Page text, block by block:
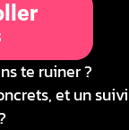
te ruiner ?
et un suivi